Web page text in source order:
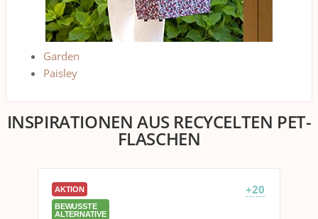
Garden
Paisley
INSPIRATIONEN AUS RECYCELTEN PET-
FLASCHEN
AKTION
BEWUSSTE
ALTERNATIVE
+20